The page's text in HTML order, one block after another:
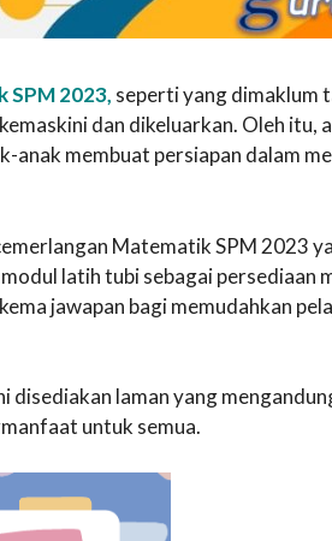
SPM 2023, seperti yang dimaklum
dan dikeluarkan. Oleh itu,
anak membuat persiapan dalam
Matematik SPM 2023
latih tubi sebagai persediaan
jawapan bagi memudahkan
disediakan laman yang
untuk semua.